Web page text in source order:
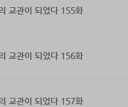
교관이 되었다 155화
교관이 되었다 156화
교관이 되었다 157화